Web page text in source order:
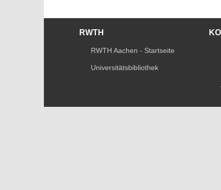
RWTH
RWTH Aachen - Startseite
Universitätsbibliothek